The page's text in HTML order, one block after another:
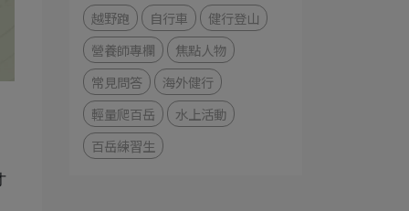
越野跑
自行車
健行登山
營養師專欄
焦點人物
常見問答
海外健行
輕量爬百岳
水上活動
百岳練習生